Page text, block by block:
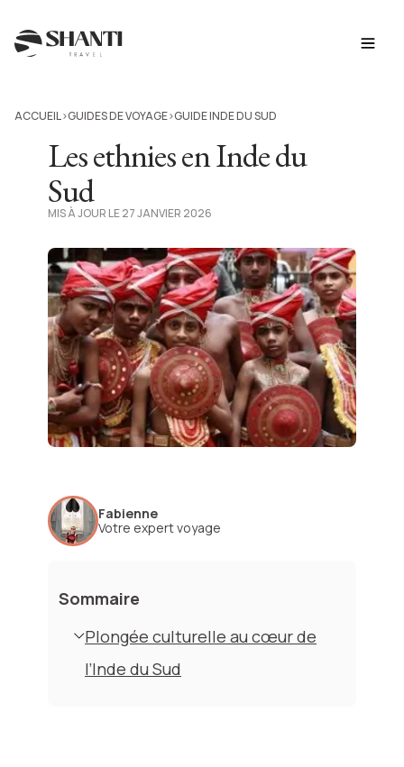
ACCUEIL>GUIDES DE VOYAGE>GUIDE INDE DU SUD
Les ethnies en Inde du
Sud
MIS À JOUR LE 27 JANVIER 2026
Fabienne
Votre expert voyage
Sommaire
Plongée culturelle au cœur de
l’Inde du Sud